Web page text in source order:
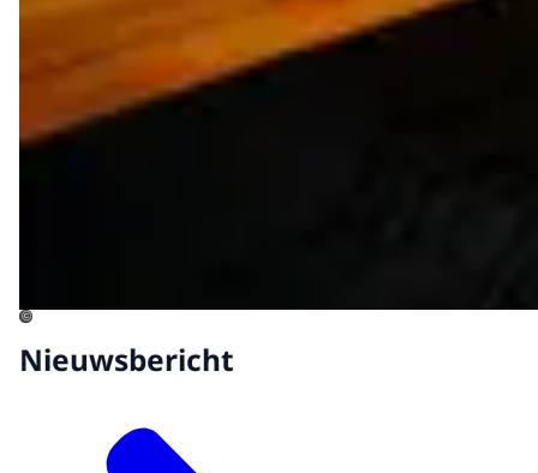
©
Nieuwsbericht